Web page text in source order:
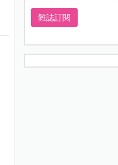
雜誌訂閱